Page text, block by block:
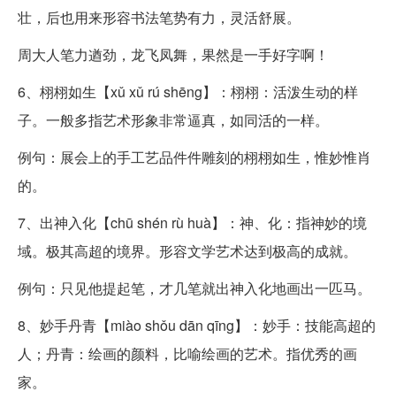
壮，后也用来形容书法笔势有力，灵活舒展。
周大人笔力遒劲，龙飞凤舞，果然是一手好字啊！
6、栩栩如生【xǔ xǔ rú shēng】：栩栩：活泼生动的样
子。一般多指艺术形象非常逼真，如同活的一样。
例句：展会上的手工艺品件件雕刻的栩栩如生，惟妙惟肖
的。
7、出神入化【chū shén rù huà】：神、化：指神妙的境
域。极其高超的境界。形容文学艺术达到极高的成就。
例句：只见他提起笔，才几笔就出神入化地画出一匹马。
8、妙手丹青【miào shǒu dān qīng】：妙手：技能高超的
人；丹青：绘画的颜料，比喻绘画的艺术。指优秀的画
家。